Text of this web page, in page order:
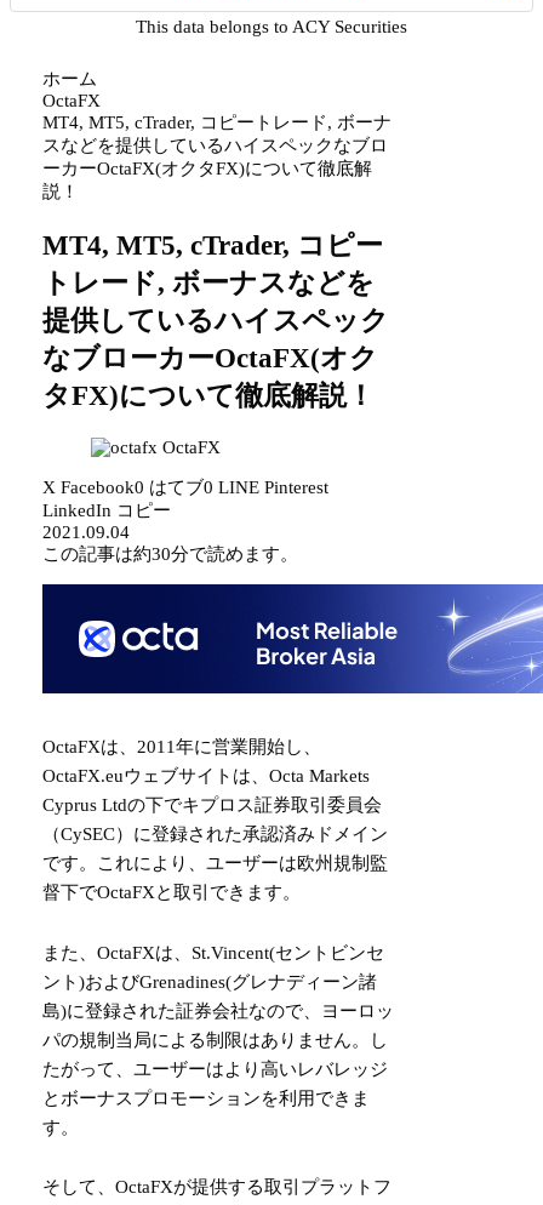
This data belongs to ACY Securities
ホーム
OctaFX
MT4, MT5, cTrader, コピートレード, ボーナ
スなどを提供しているハイスペックなブロ
ーカーOctaFX(オクタFX)について徹底解
説！
MT4, MT5, cTrader, コピー
トレード, ボーナスなどを
提供しているハイスペック
なブローカーOctaFX(オク
タFX)について徹底解説！
OctaFX
X Facebook0 はてブ0 LINE Pinterest
LinkedIn コピー
2021.09.04
この記事は約30分で読めます。
OctaFXは、2011年に営業開始し、
OctaFX.euウェブサイトは、Octa Markets
Cyprus Ltdの下でキプロス証券取引委員会
（CySEC）に登録された承認済みドメイン
です。これにより、ユーザーは欧州規制監
督下でOctaFXと取引できます。
また、OctaFXは、St.Vincent(セントビンセ
ント)およびGrenadines(グレナディーン諸
島)に登録された証券会社なので、ヨーロッ
パの規制当局による制限はありません。し
たがって、ユーザーはより高いレバレッジ
とボーナスプロモーションを利用できま
す。
そして、OctaFXが提供する取引プラットフ